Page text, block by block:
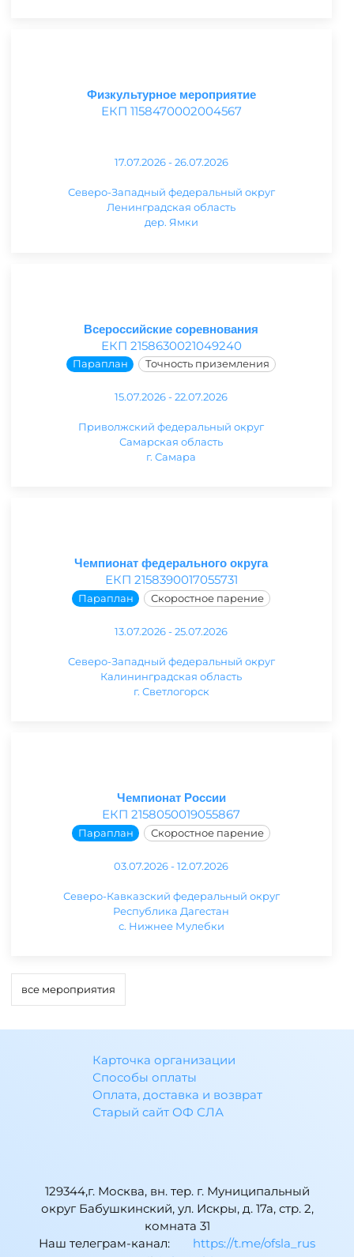
Физкультурное мероприятие
ЕКП 1158470002004567
17.07.2026 - 26.07.2026
Северо-Западный федеральный округ
Ленинградская область
дер. Ямки
Всероссийские соревнования
ЕКП 2158630021049240
Параплан Точность приземления
15.07.2026 - 22.07.2026
Приволжский федеральный округ
Самарская область
г. Самара
Чемпионат федерального округа
ЕКП 2158390017055731
Параплан Скоростное парение
13.07.2026 - 25.07.2026
Северо-Западный федеральный округ
Калининградская область
г. Светлогорск
Чемпионат России
ЕКП 2158050019055867
Параплан Скоростное парение
03.07.2026 - 12.07.2026
Северо-Кавказский федеральный округ
Республика Дагестан
с. Нижнее Мулебки
все мероприятия
Карточка организации
Способы оплаты
Оплата, доставка и возврат
Старый сайт ОФ СЛА
129344,г. Москва, вн. тер. г. Муниципальный
округ Бабушкинский, ул. Искры, д. 17а, стр. 2,
комната 31
Наш телеграм-канал:
https://t.me/ofsla_rus